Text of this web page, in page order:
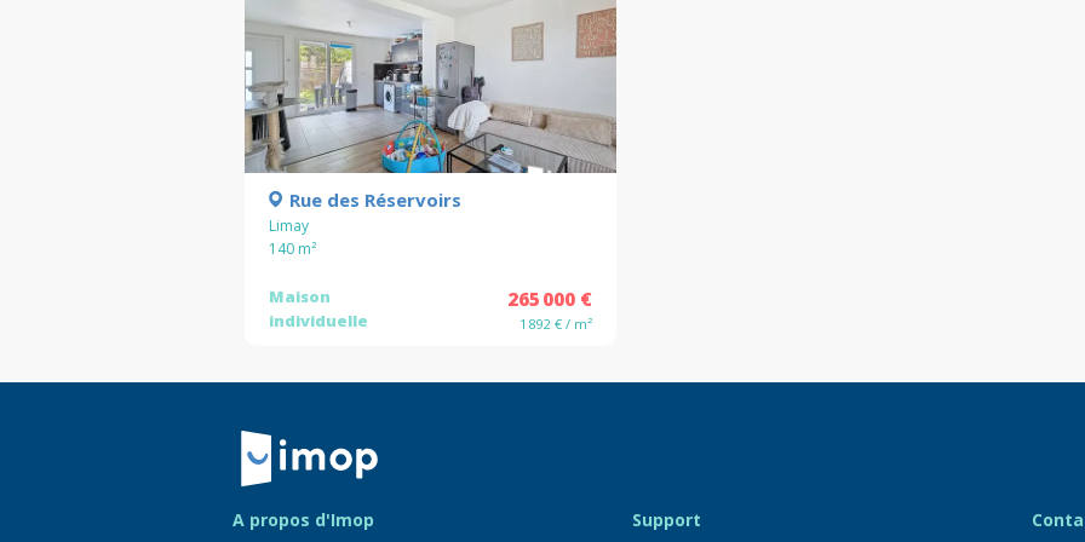
Rue des Réservoirs
Limay
140 m²
Maison
individuelle
265 000 €
1 892 € / m²
Retour à la navigation principale
A propos d'Imop Support